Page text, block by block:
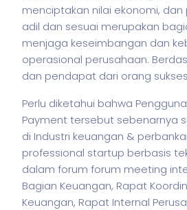
menciptakan nilai ekonomi,
adil dan sesuai merupakan
menjaga keseimbangan dan
operasional perusahaan.
dan pendapat dari orang
Perlu diketahui bahwa
Payment tersebut sebenarnya
di Industri keuangan &
professional startup berbasis
dalam forum forum meeting
Bagian Keuangan, Rapat
Keuangan, Rapat Internal